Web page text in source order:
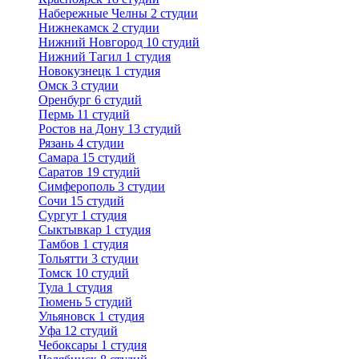
Набережные Челны 2 студии
Нижнекамск 2 студии
Нижний Новгород 10 студий
Нижний Тагил 1 студия
Новокузнецк 1 студия
Омск 3 студии
Оренбург 6 студий
Пермь 11 студий
Ростов на Дону 13 студий
Рязань 4 студии
Самара 15 студий
Саратов 19 студий
Симферополь 3 студии
Сочи 15 студий
Сургут 1 студия
Сыктывкар 1 студия
Тамбов 1 студия
Тольятти 3 студии
Томск 10 студий
Тула 1 студия
Тюмень 5 студий
Ульяновск 1 студия
Уфа 12 студий
Чебоксары 1 студия